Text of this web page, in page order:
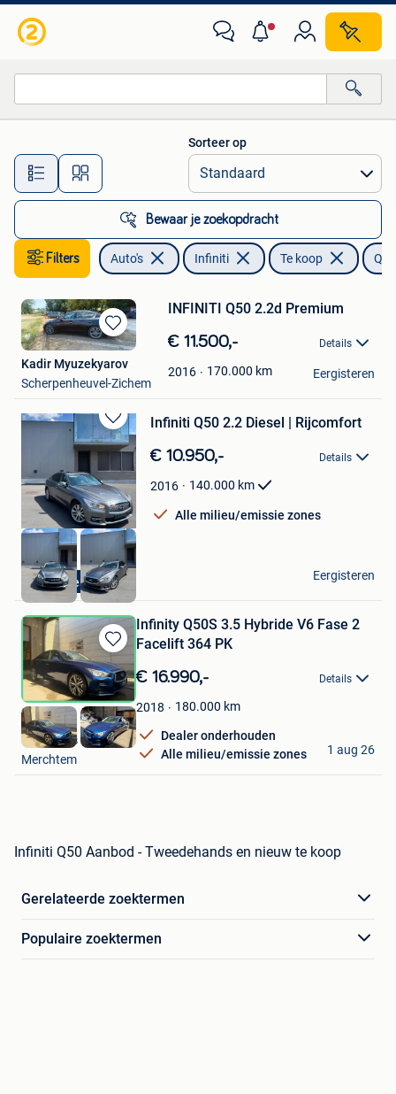
Alle afstanden…
Sorteer op
Bewaar je zoekopdracht
Filters Auto's Infiniti Te koop Q50
Bewaren
in
Mijn
Favorieten
INFINITI Q50 2.2d Premium
€ 11.500,- Details
2016 170.000 km
Kadir Myuzekyarov
Scherpenheuvel-Zichem
Eergisteren
Bewaren
in
Favorieten
Diesel
Infiniti Q50 2.2 Diesel | Rijcomfort
€ 10.950,- Details
2016 140.000 km
Alle milieu/emissie zones
RFCARS
Ledegem
Eergisteren
Bewaren
in
Mijn
Favorieten
Infinity Q50S 3.5 Hybride V6 Fase 2
Facelift 364 PK
€ 16.990,- Details
2018 180.000 km
Dealer onderhouden
Alle milieu/emissie zones
Ben's Cars BV
Merchtem
1 aug 26
Infiniti Q50 Aanbod - Tweedehands en nieuw te koop
Gerelateerde zoektermen
Populaire zoektermen